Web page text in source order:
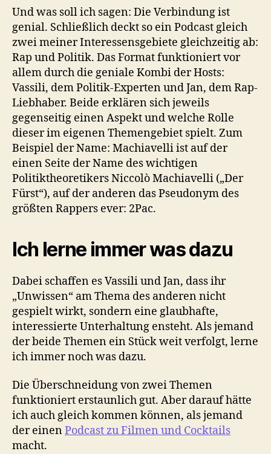
Und was soll ich sagen: Die Verbindung ist
genial. Schließlich deckt so ein Podcast gleich
zwei meiner Interessensgebiete gleichzeitig ab:
Rap und Politik. Das Format funktioniert vor
allem durch die geniale Kombi der Hosts:
Vassili, dem Politik-Experten und Jan, dem Rap-
Liebhaber. Beide erklären sich jeweils
gegenseitig einen Aspekt und welche Rolle
dieser im eigenen Themengebiet spielt. Zum
Beispiel der Name: Machiavelli ist auf der
einen Seite der Name des wichtigen
Politiktheoretikers Niccolò Machiavelli („Der
Fürst“), auf der anderen das Pseudonym des
größten Rappers ever: 2Pac.
Ich lerne immer was dazu
Dabei schaffen es Vassili und Jan, dass ihr
„Unwissen“ am Thema des anderen nicht
gespielt wirkt, sondern eine glaubhafte,
interessierte Unterhaltung ensteht. Als jemand
der beide Themen ein Stück weit verfolgt, lerne
ich immer noch was dazu.
Die Überschneidung von zwei Themen
funktioniert erstaunlich gut. Aber darauf hätte
ich auch gleich kommen können, als jemand
der einenPodcast zu Filmen und Cocktails
macht.